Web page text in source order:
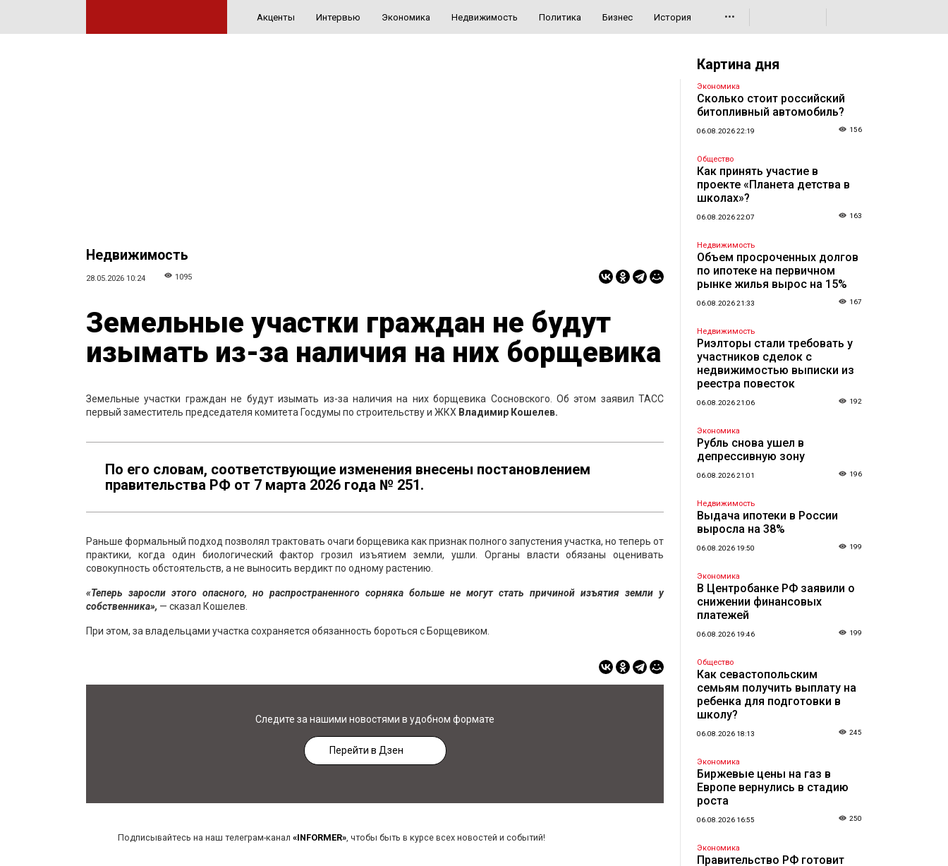
Акценты Интервью Экономика Недвижимость Политика Бизнес История •••
Недвижимость
28.05.2026 10:24 1095
Земельные участки граждан не будут
изымать из-за наличия на них борщевика
Земельные участки граждан не будут изымать из-за наличия на них борщевика Сосновского. Об этом заявил ТАСС
первый заместитель председателя комитета Госдумы по строительству и ЖКХ Владимир Кошелев.
По его словам, соответствующие изменения внесены постановлением
правительства РФ от 7 марта 2026 года № 251.
Раньше формальный подход позволял трактовать очаги борщевика как признак полного запустения участка, но теперь от
практики, когда один биологический фактор грозил изъятием земли, ушли. Органы власти обязаны оценивать
совокупность обстоятельств, а не выносить вердикт по одному растению.
«Теперь заросли этого опасного, но распространенного сорняка больше не могут стать причиной изъятия земли у
собственника», — сказал Кошелев.
При этом, за владельцами участка сохраняется обязанность бороться с Борщевиком.
Следите за нашими новостями в удобном формате
Перейти в Дзен
Подписывайтесь на наш телеграм-канал «INFORMER», чтобы быть в курсе всех новостей и событий!
Картина дня
Экономика
Сколько стоит российский
битопливный автомобиль?
06.08.2026 22:19 156
Общество
Как принять участие в
проекте «Планета детства в
школах»?
06.08.2026 22:07 163
Недвижимость
Объем просроченных долгов
по ипотеке на первичном
рынке жилья вырос на 15%
06.08.2026 21:33 167
Недвижимость
Риэлторы стали требовать у
участников сделок с
недвижимостью выписки из
реестра повесток
06.08.2026 21:06 192
Экономика
Рубль снова ушел в
депрессивную зону
06.08.2026 21:01 196
Недвижимость
Выдача ипотеки в России
выросла на 38%
06.08.2026 19:50 199
Экономика
В Центробанке РФ заявили о
снижении финансовых
платежей
06.08.2026 19:46 199
Общество
Как севастопольским
семьям получить выплату на
ребенка для подготовки в
школу?
06.08.2026 18:13 245
Экономика
Биржевые цены на газ в
Европе вернулись в стадию
роста
06.08.2026 16:55 250
Экономика
Правительство РФ готовит